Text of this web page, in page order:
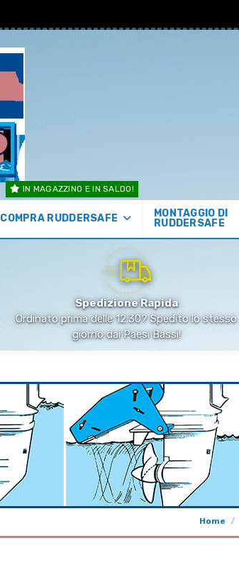
COMPRA RUDDERSAFE
IN MAGAZZINO E IN SALDO!
MONTAGGIO DI
RUDDERSAFE
Spedizione Rapida
Ordinato prima delle 12:30? Spedito lo stesso
giorno dai Paesi Bassi!
Home